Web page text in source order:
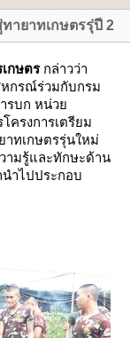
ายาทเกษตรรุ่ปี 2
กษตรกล่าวว่า
หกรณ์ร่วมกับกรม
ารบก หน่ว
ครงการเตรียม
าทเกษตรรุ่นใหม่
ามรู้และทักษะด้าน
นำไปประกอบ